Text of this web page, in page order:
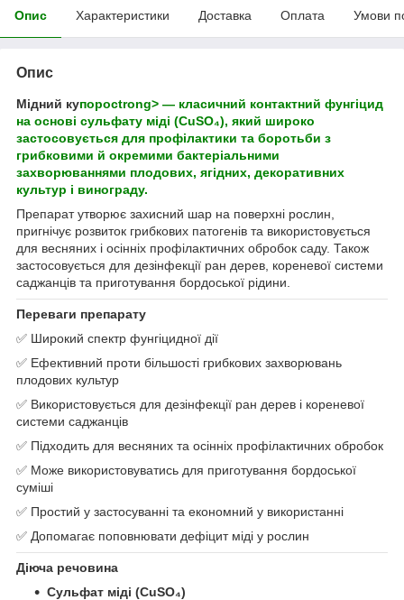
Опис Характеристики Доставка Оплата Умови
Опис
Мідний купоросtrong> — класичний контактний фунгіцид
на основі сульфату міді (CuSO₄), який широко
застосовується для профілактики та боротьби з
грибковими й окремими бактеріальними
захворюваннями плодових, ягідних, декоративних
культур і винограду.
Препарат утворює захисний шар на поверхні рослин,
пригнічує розвиток грибкових патогенів та використовується
для весняних і осінніх профілактичних обробок саду. Також
застосовується для дезінфекції ран дерев, кореневої системи
саджанців та приготування бордоської рідини.
Переваги препарату
✅ Широкий спектр фунгіцидної дії
✅ Ефективний проти більшості грибкових захворювань
плодових культур
✅ Використовується для дезінфекції ран дерев і кореневої
системи саджанців
✅ Підходить для весняних та осінніх профілактичних обробок
✅ Може використовуватись для приготування бордоської
суміші
✅ Простий у застосуванні та економний у використанні
✅ Допомагає поповнювати дефіцит міді у рослин
Діюча речовина
Сульфат міді (CuSO₄)